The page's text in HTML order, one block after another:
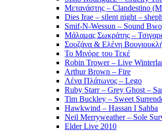
Μετανάστης – Clandestino
Dies Irae – silent night –
Smif-N-Wessun – Sound
Mάλαμας Σωκράτης –
Σουζάνα & Ελένη
Το Μινόρε του Τεκέ
Robin Trower – Live
Arthur Brown – Fire
Λένα Πλάτωνος – Lego
Ruby Starr – Grey Ghost –
Tim Buckley – Sweet
Hawkwind – Hassan I Sahba
Neil Merryweather – Sole
Elder Live 2010